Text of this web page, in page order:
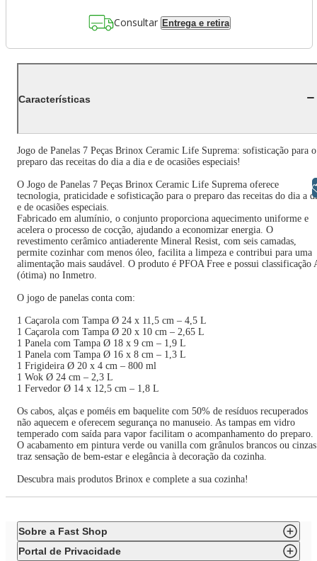
Consultar Entrega e retira
Características
Jogo de Panelas 7 Peças Brinox Ceramic Life Suprema: sofisticação para o
preparo das receitas do dia a dia e de ocasiões especiais!
O Jogo de Panelas 7 Peças Brinox Ceramic Life Suprema oferece
tecnologia, praticidade e sofisticação para o preparo das receitas do dia a
e de ocasiões especiais.
Fabricado em alumínio, o conjunto proporciona aquecimento uniforme e
acelera o processo de cocção, ajudando a economizar energia. O
revestimento cerâmico antiaderente Mineral Resist, com seis camadas,
permite cozinhar com menos óleo, facilita a limpeza e contribui para uma
alimentação mais saudável. O produto é PFOA Free e possui classificação
(ótima) no Inmetro.
O jogo de panelas conta com:
1 Caçarola com Tampa Ø 24 x 11,5 cm – 4,5 L
1 Caçarola com Tampa Ø 20 x 10 cm – 2,65 L
1 Panela com Tampa Ø 18 x 9 cm – 1,9 L
1 Panela com Tampa Ø 16 x 8 cm – 1,3 L
1 Frigideira Ø 20 x 4 cm – 800 ml
1 Wok Ø 24 cm – 2,3 L
1 Fervedor Ø 14 x 12,5 cm – 1,8 L
Os cabos, alças e poméis em baquelite com 50% de resíduos recuperados
não aquecem e oferecem segurança no manuseio. As tampas em vidro
temperado com saída para vapor facilitam o acompanhamento do preparo.
O acabamento em pintura verde ou vanilla com grânulos brancos ou cinzas
traz sensação de bem-estar e elegância à decoração da cozinha.
Descubra mais produtos Brinox e complete a sua cozinha!
Sobre a Fast Shop
Portal de Privacidade
Libras